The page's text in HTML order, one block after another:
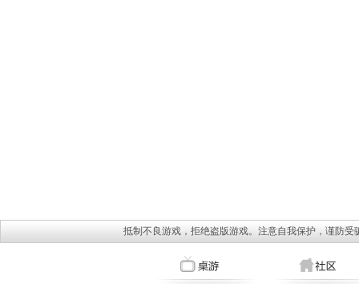
抵制不良游戏，拒绝盗版游戏。注意自我保护，谨防